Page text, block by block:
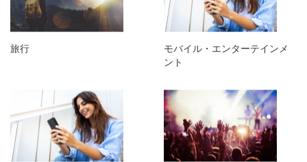
旅行
モバイル・エンターテインメ
ント